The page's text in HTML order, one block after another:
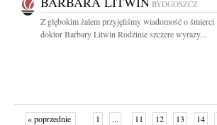
BYDGOSZCZ
Z głębokim żalem przyjęliśmy wiadomość o śmierci
doktor Barbary Litwin Rodzinie szczere wyrazy...
« poprzednie 1 ... 11 12 13 14